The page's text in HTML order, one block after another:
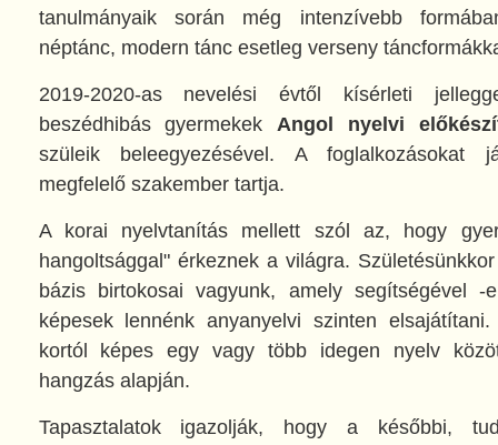
tanulmányaik során még intenzívebb
néptánc, modern tánc esetleg verseny
2019-2020-as nevelési évtől kísérleti
beszédhibás gyermekekAngol nyelvi
szüleik beleegyezésével. A foglalkozásokat
megfelelő szakember tartja.
A korai nyelvtanítás mellett szól az, hogy
hangoltsággal" érkeznek a világra.
bázis birtokosai vagyunk, amely segítségével -
képesek lennénk anyanyelvi szinten
kortól képes egy vagy több idegen nyelv
hangzás alapján.
Tapasztalatok igazolják, hogy a későbbi,